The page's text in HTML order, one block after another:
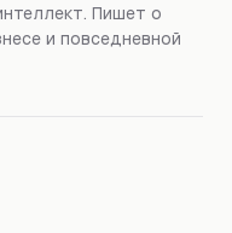
Пишет о
и повседневной